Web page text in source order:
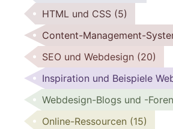
HTML und CSS (5)
Content-Management-
SEO und Webdesign (20)
Inspiration und Beispiele
Webdesign-Blogs und -Foren
Online-Ressourcen (15)